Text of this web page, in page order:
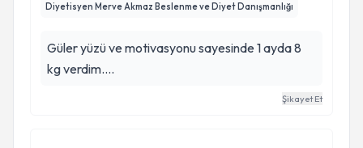
Diyetisyen Merve Akmaz Beslenme ve Diyet Danışmanlığı
Güler yüzü ve motivasyonu sayesinde 1 ayda 8
kg verdim....
Şikayet Et